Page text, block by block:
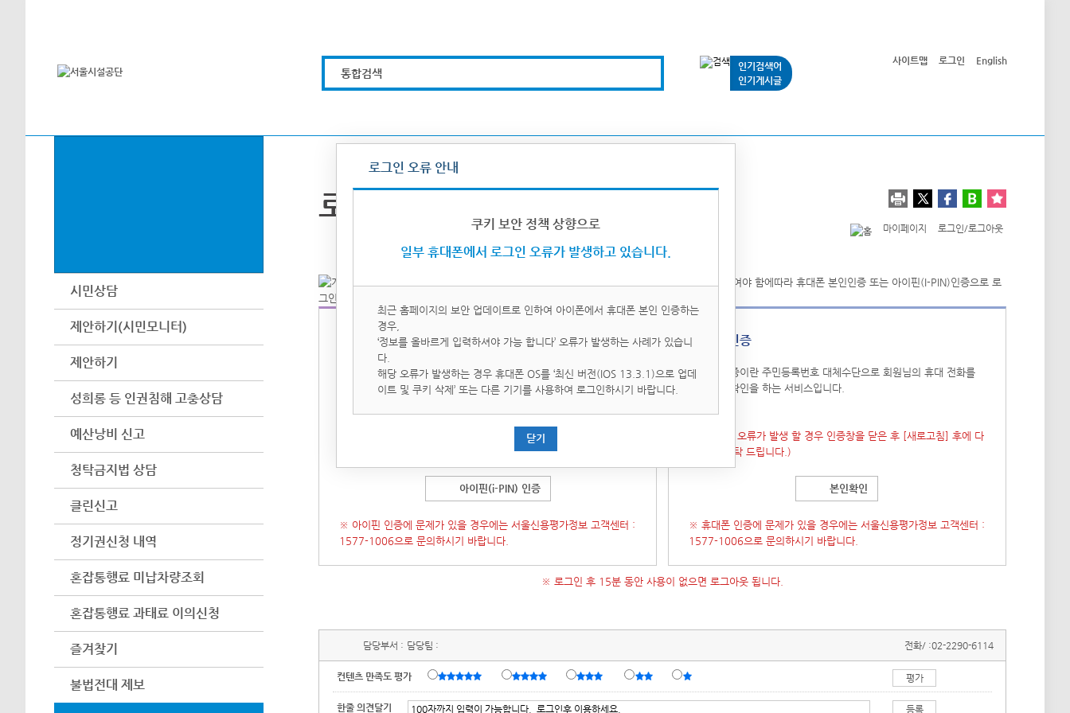
통합검색
인기검색어
인기게시글
사이트맵 로그인 English
시민상담
제안하기(시민모니터)
제안하기
성희롱 등 인권침해 고충상담
예산낭비 신고
청탁금지법 상담
클린신고
정기권신청 내역
혼잡통행료 미납차량조회
혼잡통행료 과태료 이의신청
즐겨찾기
불법전대 제보
로그인/로그아웃
마이페이지 로그인/로그아웃
로그인 오류 안내
쿠키 보안 정책 상향으로
일부 휴대폰에서 로그인 오류가 발생하고 있습니다.
최근 홈페이지의 보안 업데이트로 인하여 아이폰에서 휴대폰 본인 인증하는
경우,
‘정보를 올바르게 입력하셔야 가능 합니다’ 오류가 발생하는 사례가 있습니
다.
해당 오류가 발생하는 경우 휴대폰 OS를 ‘최신 버전(IOS 13.3.1)으로 업데
이트 및 쿠키 삭제’ 또는 다른 기기를 사용하여 로그인하시기 바랍니다.
닫기
아이핀(i-PIN)은 인터넷상의 개인식별번호를 의미하며, 대면확인이
어려운 인터넷에서 주민등록번호를 사용하지 않고도 본인임을 확인할
(인증 창이 오류가 발생 할 경우 인증창을 닫은 후
아이핀(i-PIN) 인증
※ 아이핀 인증에 문제가 있을 경우에는 서울신용평가정보 고객센터 :
1577-1006으로 문의하시기 바랍니다.
휴대폰 인증
휴대폰 인증이란 주민등록번호 대체수단으로 회원님의 휴대 전화를
통해 본인확인을 하는 서비스입니다.
(인증 창이 오류가 발생 할 경우 인증창을 닫은 후 [새로고침] 후에 다
시 시도 부탁 드립니다.)
본인확인
※ 휴대폰 인증에 문제가 있을 경우에는 서울신용평가정보 고객센터 :
1577-1006으로 문의하시기 바랍니다.
※ 로그인 후 15분 동안 사용이 없으면 로그아웃 됩니다.
담당부서 : 담당팀 : 전화/ :02-2290-6114
컨텐츠 만족도 평가
한줄 의견달기